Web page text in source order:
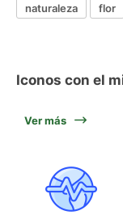
naturaleza flor
Iconos con el
Ver más